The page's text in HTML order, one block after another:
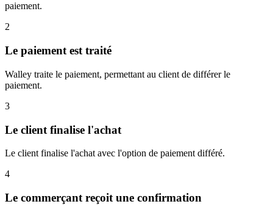
paiement.
2
Le paiement est traité
Walley traite le paiement, permettant au client de différer le
paiement.
3
Le client finalise l'achat
Le client finalise l'achat avec l'option de paiement différé.
4
Le commerçant reçoit une confirmation